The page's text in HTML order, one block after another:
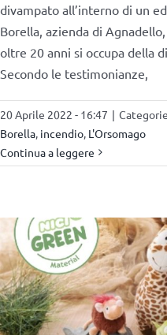
divampato all’interno di un
Borella, azienda di
oltre 20 anni si occupa della
Secondo le testimonianze,
20 Aprile 2022 - 16:47 |
Borella, incendio, L'Orsomago
Continua a leggere